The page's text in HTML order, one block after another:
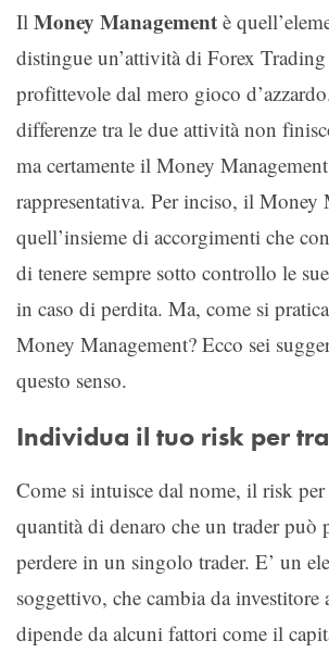
Il Money Management è
distingue un’attività di Forex Trading
profittevole dal mero gioco
differenze tra le due attività non
ma certamente il Money
rappresentativa. Per inciso, il Money
quell’insieme di accorgimenti che
di tenere sempre sotto controllo le
in caso di perdita. Ma, come si
Money Management? Ecco sei
questo senso.
Individua il tuo risk per
Come si intuisce dal nome, il risk per
quantità di denaro che un trader può
perdere in un singolo trader. E’ un
soggettivo, che cambia da investitore
dipende da alcuni fattori come il